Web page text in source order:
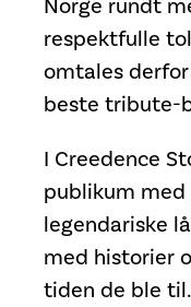
Norge rundt
respektfulle
omtales
beste tribute-
I Creedence
publikum med
legendariske
med historier
tiden de ble